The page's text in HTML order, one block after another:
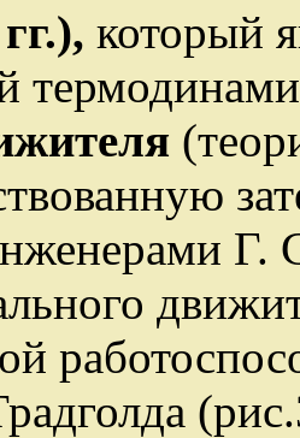
который